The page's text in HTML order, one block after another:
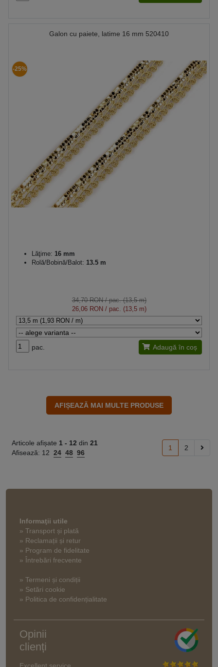
Galon cu paiete, latime 16 mm 520410
-25%
Lăţime: 16 mm
Rolă/Bobină/Balot: 13.5 m
34,70 RON/ pac. (13,5 m)
26,06 RON / pac. (13,5 m)
pac. Adaugă în coș
Articole afișate 1 - 12 din 21
Afisează: 12 24 48 96
1 2
Informaţii utile
» Transport și plată
» Reclamații și retur
» Program de fidelitate
» Întrebări frecvente
» Termeni și condiții
» Setări cookie
» Politica de confidențialitate
Opinii
clienți